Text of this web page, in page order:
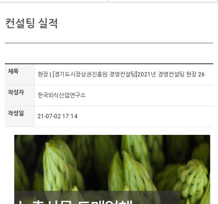
컨설팅 실적
제목 현장 | [경기도시장상권진흥원 경영컨설팅]2021년 경영컨설팅 현장 26
작성자 한국외식산업연구소
작성일 21-07-02 17:14